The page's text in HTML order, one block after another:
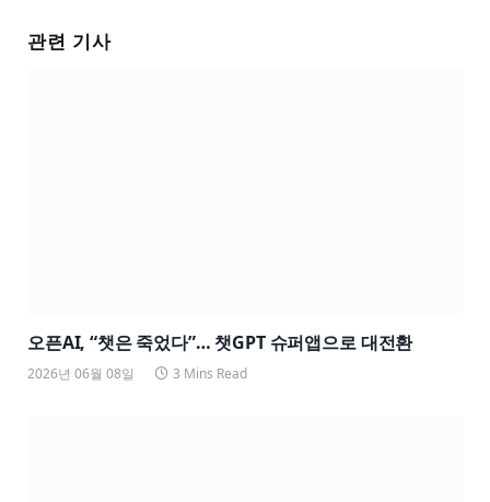
관련 기사
오픈AI, “챗은 죽었다”… 챗GPT 슈퍼앱으로 대전환
2026년 06월 08일 3 Mins Read